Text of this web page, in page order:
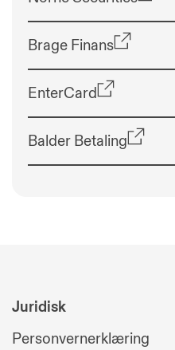
Brage Finans
EnterCard
Balder Betaling
Juridisk
Personvernerklæring